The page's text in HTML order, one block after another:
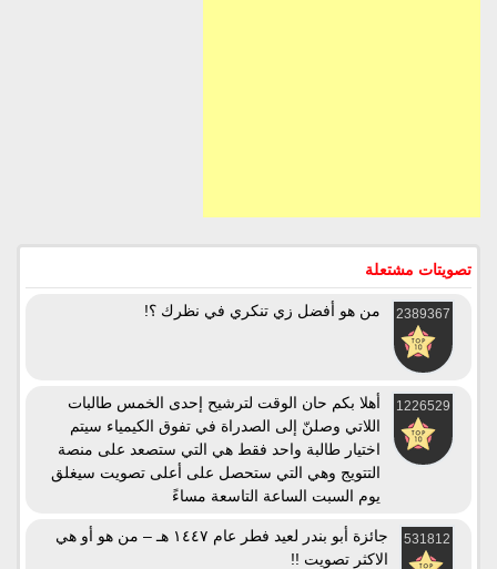
تصويتات مشتعلة
2389367 من هو أفضل زي تنكري في نظرك ؟!
1226529
أهلا بكم حان الوقت لترشيح إحدى الخمس طالبات
اللاتي وصلنّ إلى الصدراة في تفوق الكيمياء سيتم
اختيار طالبة واحد فقط هي التي ستصعد على منصة
التتويج وهي التي ستحصل على أعلى تصويت سيغلق
يوم السبت الساعة التاسعة مساءً
531812
جائزة أبو بندر لعيد فطر عام ١٤٤٧ هـ – من هو أو هي
الاكثر تصويت !!